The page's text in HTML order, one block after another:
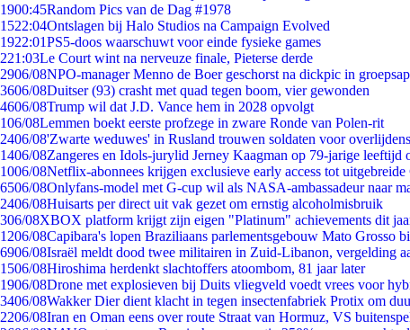
1900:45Random Pics van de Dag #1978
1522:04Ontslagen bij Halo Studios na Campaign Evolved
1922:01PS5-doos waarschuwt voor einde fysieke games
221:03Le Court wint na nerveuze finale, Pieterse derde
2906/08NPO-manager Menno de Boer geschorst na dickpic in
3606/08Duitser (93) crasht met quad tegen boom, vier gewonden
4606/08Trump wil dat J.D. Vance hem in 2028 opvolgt
106/08Lemmen boekt eerste profzege in zware Ronde van Polen-rit
2406/08'Zwarte weduwes' in Rusland trouwen soldaten voor
1406/08Zangeres en Idols-jurylid Jerney Kaagman op 79-jarige leeftijd
1006/08Netflix-abonnees krijgen exclusieve early access tot
6506/08Onlyfans-model met G-cup wil als NASA-ambassadeur naar
2406/08Huisarts per direct uit vak gezet om ernstig alcoholmisbruik
306/08XBOX platform krijgt zijn eigen "Platinum" achievements dit
1206/08Capibara's lopen Braziliaans parlementsgebouw Mato Grosso
6906/08Israël meldt dood twee militairen in Zuid-Libanon, vergelding
1506/08Hiroshima herdenkt slachtoffers atoombom, 81 jaar later
1906/08Drone met explosieven bij Duits vliegveld voedt vrees voor
3406/08Wakker Dier dient klacht in tegen insectenfabriek Protix om
2206/08Iran en Oman eens over route Straat van Hormuz, VS